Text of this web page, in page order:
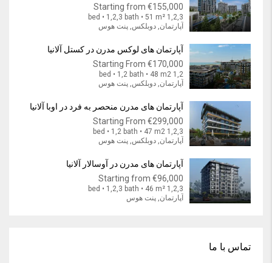
Starting from €155,000
1,2,3 bed • 1,2,3 bath • 51 m²
آپارتمان, دوبلکس, پنت هوس
آپارتمان های لوکس مدرن در کستل آلانیا
Starting From €170,000
1,2 bed • 1,2 bath • 48 m2
آپارتمان, دوبلکس, پنت هوس
آپارتمان های مدرن منحصر به فرد در اوبا آلانیا
Starting From €299,000
1,2,3 bed • 1,2 bath • 47 m2
آپارتمان, دوبلکس, پنت هوس
آپارتمان های مدرن در آوسالار آلانیا
Starting from €96,000
1,2,3 bed • 1,2,3 bath • 46 m²
آپارتمان, پنت هوس
تماس با ما